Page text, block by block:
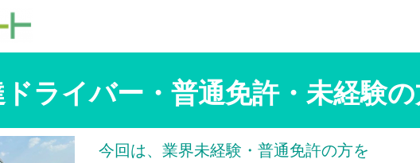
ライバー・普通免許・未経験
今回は、業界未経験・普通免許の方を